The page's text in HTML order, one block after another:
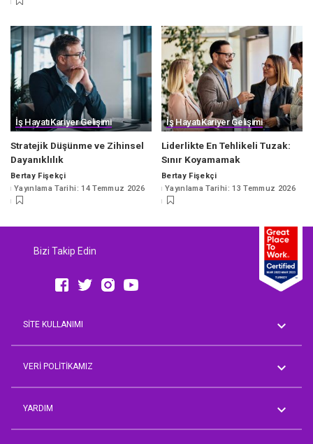
İş HayatıKariyer Gelişimi
Stratejik Düşünme ve Zihinsel
Dayanıklılık
Posted
by
Bertay Fişekçi
Yayınlama Tarihi: 14 Temmuz 2026
İş HayatıKariyer Gelişimi
Liderlikte En Tehlikeli Tuzak:
Sınır Koyamamak
Posted
by
Bertay Fişekçi
Yayınlama Tarihi: 13 Temmuz 2026
Bizi Takip Edin
SİTE KULLANIMI
AVM Rehberi
VERİ POLİTİKAMIZ
Çalışan Aydınlatma Metni
YARDIM